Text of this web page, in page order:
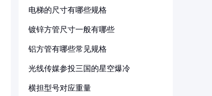
电梯的尺寸有哪些规格
镀锌方管尺寸一般有哪些
铝方管有哪些常见规格
光线传媒参投三国的星空爆冷
横担型号对应重量